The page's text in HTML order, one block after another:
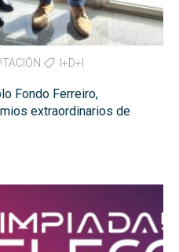
I+D+I
Fondo Ferreiro,
extraordinarios de